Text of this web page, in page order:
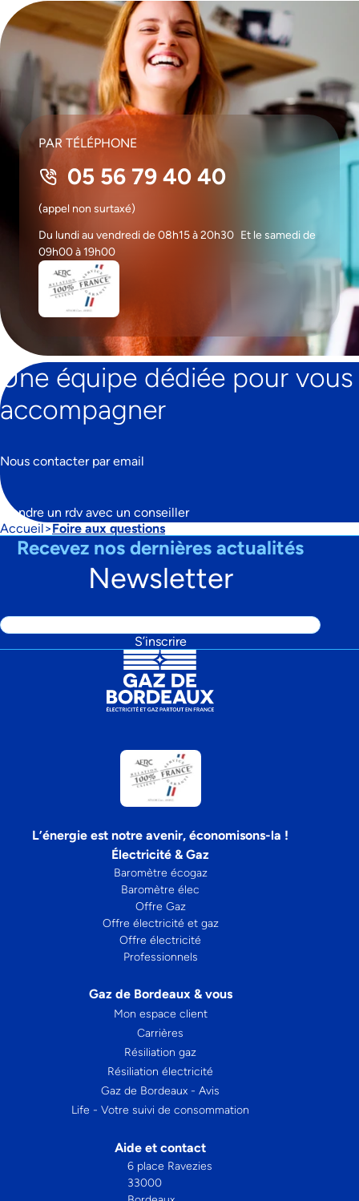
PAR TÉLÉPHONE
05 56 79 40 40
(appel non surtaxé)
Du lundi au vendredi de 08h15 à 20h30 Et le samedi de
09h00 à 19h00
Une équipe dédiée pour vous
accompagner
Nous contacter par email
Prendre un rdv avec un conseiller
Fil
d'Ariane
Accueil Foire aux questions
Recevez nos dernières actualités
Newsletter
Adresse
S’inscrire
L’énergie est notre avenir, économisons-la !
Électricité & Gaz
Baromètre écogaz
Baromètre élec
Offre Gaz
Offre électricité et gaz
Offre électricité
Professionnels
Gaz de Bordeaux & vous
Mon espace client
Carrières
Résiliation gaz
Résiliation électricité
Gaz de Bordeaux - Avis
Life - Votre suivi de consommation
Aide et contact
6 place Ravezies
33000